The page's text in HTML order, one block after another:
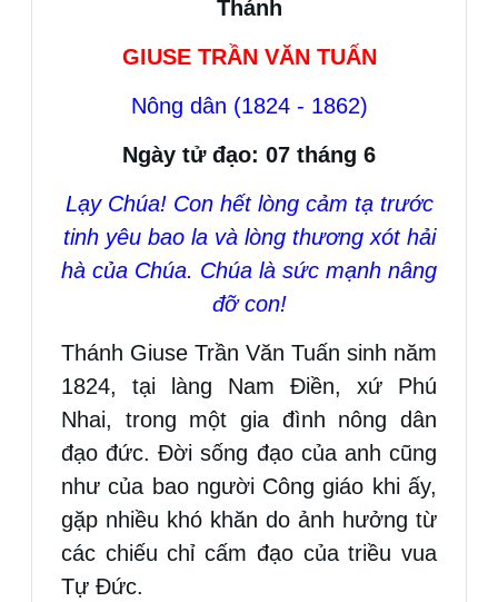
Thánh
GIUSE TRẦN VĂN TUẤN
Nông dân (1824 - 1862)
Ngày tử đạo: 07 tháng 6
Lạy Chúa! Con hết lòng cảm tạ trước
tinh yêu bao la và lòng thương xót hải
hà của Chúa. Chúa là sức mạnh nâng
đỡ con!
Thánh Giuse Trần Văn Tuấn sinh năm
1824, tại làng Nam Điền, xứ Phú
Nhai, trong một gia đình nông dân
đạo đức. Đời sống đạo của anh cũng
như của bao người Công giáo khi ấy,
gặp nhiều khó khăn do ảnh hưởng từ
các chiếu chỉ cấm đạo của triều vua
Tự Đức.